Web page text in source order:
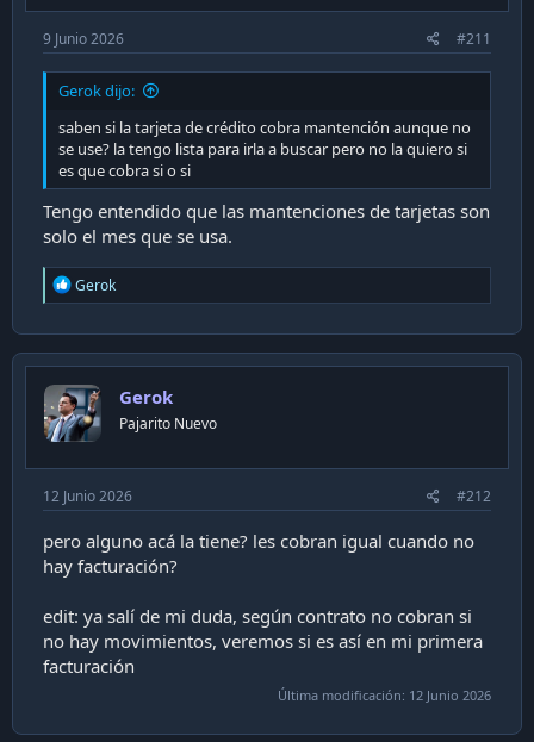
9 Junio 2026 #211
Gerok dijo:
saben si la tarjeta de crédito cobra mantención aunque no
se use? la tengo lista para irla a buscar pero no la quiero si
es que cobra si o si
Tengo entendido que las mantenciones de tarjetas son
solo el mes que se usa.
R
e
c
t
o
n
s
Gerok
Gerok
Pajarito Nuevo
12 Junio 2026 #212
pero alguno acá la tiene? les cobran igual cuando no
hay facturación?
edit: ya salí de mi duda, según contrato no cobran si
no hay movimientos, veremos si es así en mi primera
facturación
Última modificación: 12 Junio 2026